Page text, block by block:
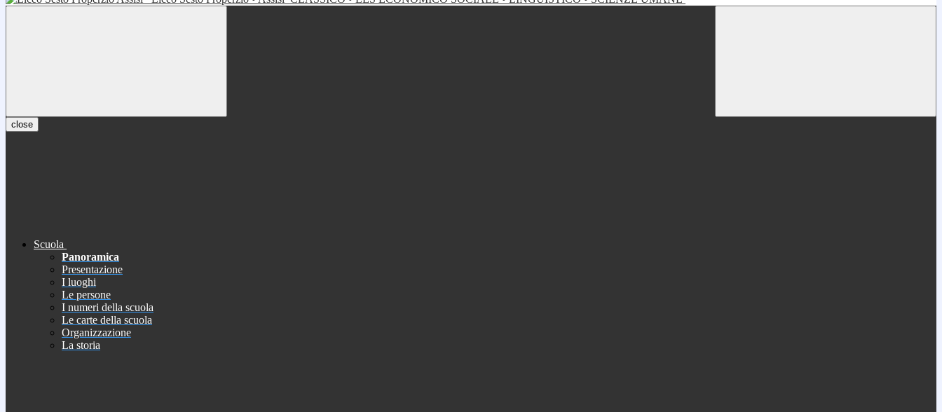
close
Scuola
Panoramica
Presentazione
I luoghi
Le persone
I numeri della scuola
Le carte della scuola
Organizzazione
La storia